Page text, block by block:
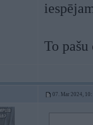
To
07. Mar 2024,